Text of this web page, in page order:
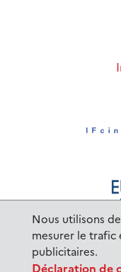
Nous utilisons
mesurer le trafic
publicitaires.
Déclaration de
© 2023